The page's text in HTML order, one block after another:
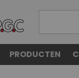
PRODUCTEN